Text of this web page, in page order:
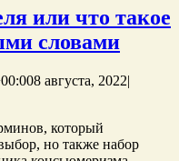
или что такое
словами
8 августа, 2022|
который
но также набор